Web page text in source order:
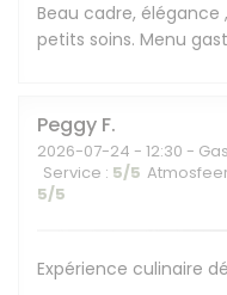
Beau cadre,
petits soins. Menu
Peggy F
2026-07-24 - 12:30 -
Service : 5/5
5/5
Expérience culinaire